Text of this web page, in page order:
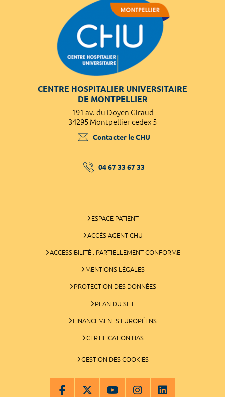
CENTRE HOSPITALIER UNIVERSITAIRE
DE MONTPELLIER
191 av. du Doyen Giraud
34295 Montpellier cedex 5
Contacter le CHU
04 67 33 67 33
ESPACE PATIENT
ACCÈS AGENT CHU
ACCESSIBILITÉ : PARTIELLEMENT CONFORME
MENTIONS LÉGALES
PROTECTION DES DONNÉES
PLAN DU SITE
FINANCEMENTS EUROPÉENS
CERTIFICATION HAS
GESTION DES COOKIES